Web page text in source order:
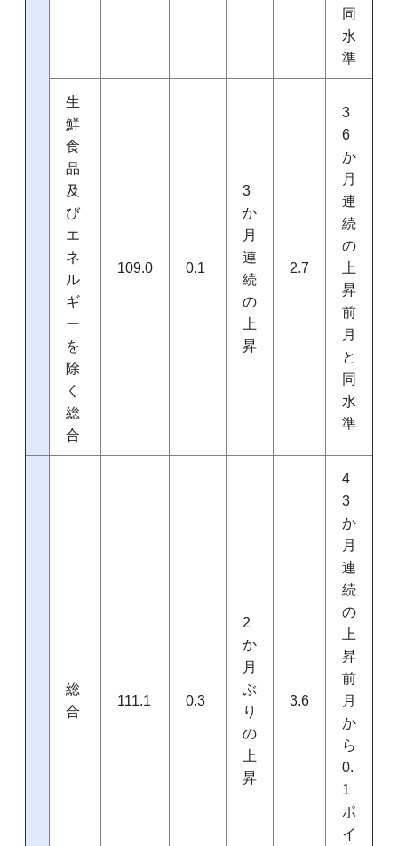
同
水
準
生
鮮
食
品
及
び
エ
ネ
ル
ギ
ー
を
除
く
総
合
109.0 0.1
3
か
月
連
続
の
上
昇
2.7
3
6
か
月
連
続
の
上
昇
前
月
と
同
水
準
総
合
111.1 0.3
2
か
月
ぶ
り
の
上
昇
3.6
4
3
か
月
連
続
の
上
昇
前
月
か
ら
0.
1
ポ
イ